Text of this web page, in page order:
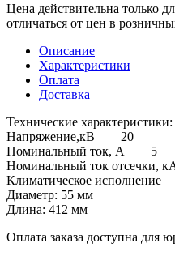
Цена действительна только
отличаться от цен в
Описание
Характеристики
Оплата
Доставка
Технические характеристики:
Напряжение,кВ 20
Номинальный ток, А 5
Номинальный ток отсечки,
Климатическое
Диаметр: 55 мм
Длина: 412 мм
Оплата заказа доступна для